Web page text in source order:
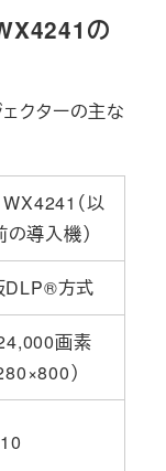
の
クターの主な
（以
の導入機）
DLP®方式
画素
）